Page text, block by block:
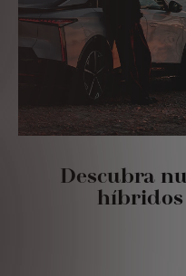
Descubra
híbridos